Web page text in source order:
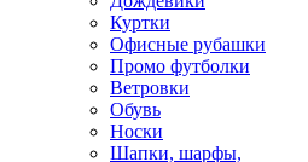
Куртки
Офисные рубашки
Промо футболки
Ветровки
Обувь
Носки
Шапки, шарфы,